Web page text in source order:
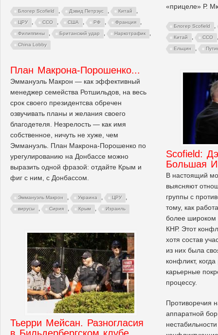
«прицеле» Р.
Блогер Scofield ,
Китай , ССО
Ельцин ,
Блогер Scofield , Дэвид Петрэус , Китай ,
ЦРУ , ССО , США , РФ , Франция ,
Филиппины , Британский удар , Наркотрафик ,
China Lobby
План Макрона-Порошенко...
Эммануэль Макрон — как эффективный
менеджер семейства Ротшильдов, на весь
срок своего президентсва обречен
озвучивать планы и желания своего
благодетеля. Незрелость — как имя
собственное, ничуть не хуже, чем
Эммануэль. План Макрона-Порошенко по
урегулированию на Донбассе можно
выразить одной фразой: отдайте Крым и
фиг с ним, с Донбассом.
Эммануэль Макрон , Украина , ЦРУ ,
вирусы , Сирия , Крым , Израиль
Scofield:
Большая
В настоящий
выясняют
группы с
тому, как
более широком
КНР. Этот
хотя состав
из них была
конфликт,
карьерные
процессу.
Противоречия
аппаратной
Тьерри Мейсан. Разногласия